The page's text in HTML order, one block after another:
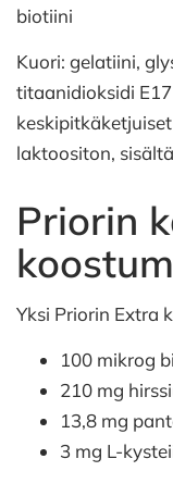
biotiini
Kuori: gelatiini,
titaanidioksidi
laktoositon,
Priorin
Yksi Priorin Extra
100 mikrog
210 mg
13,8 mg
3 mg L-